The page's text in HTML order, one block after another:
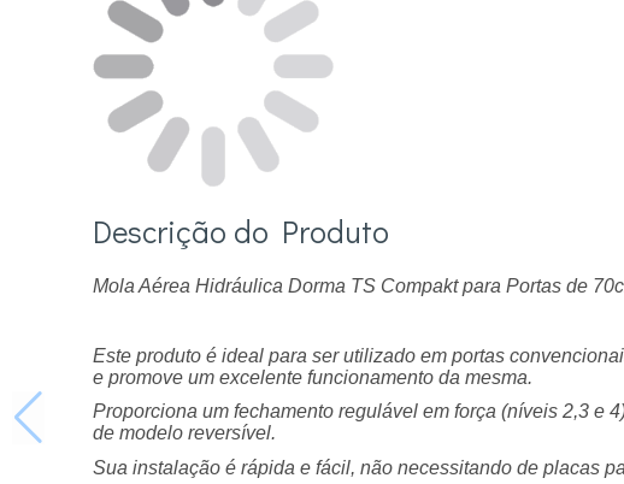
Descrição do Produto
Mola Aérea Hidráulica Dorma TS Compakt para Portas de
Este produto é ideal para ser utilizado em portas
e promove um excelente funcionamento da mesma.
Proporciona um fechamento regulável em força (níveis 2,3 e
de modelo reversível.
Sua instalação é rápida e fácil, não necessitando de placas